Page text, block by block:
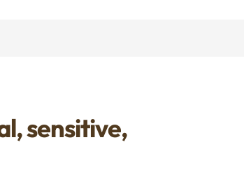
sensitive,